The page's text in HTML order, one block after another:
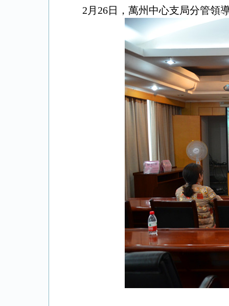
2月26日，萬州中心支局分管領